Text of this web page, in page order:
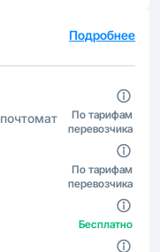
Подробнее
По тарифам
перевозчика
По тарифам
перевозчика
Бесплатно